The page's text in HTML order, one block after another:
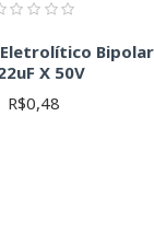
Bipolar
X 50V
R$0,48